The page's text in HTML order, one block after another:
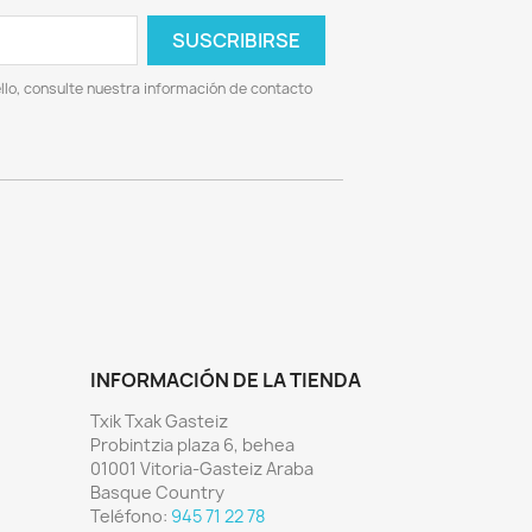
consulte nuestra información de contacto
INFORMACIÓN DE LA TIENDA
Txik Txak Gasteiz
Probintzia plaza 6, behea
01001 Vitoria-Gasteiz Araba
Basque Country
Teléfono: 945 71 22 78